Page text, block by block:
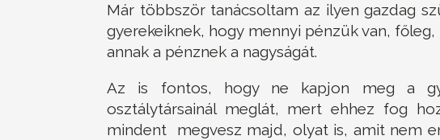
Már többször tanácsoltam az ilyen gazdag
gyerekeiknek, hogy mennyi pénzük van,
annak a pénznek a nagyságát.
Az is fontos, hogy ne kapjon meg a
osztálytársainál meglát, mert ehhez fog
mindent megvesz majd, olyat is, amit nem